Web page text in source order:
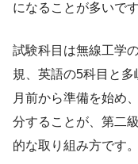
になることが多いです
試験科目は無線工学
規、英語の5科目と
月前から準備を始め
分することが、第二
的な取り組み方です。